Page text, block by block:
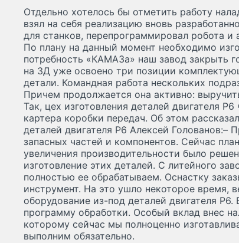
Отдельно хотелось бы отметить работу
взял на себя реализацию вновь
для станков, перепрограммировал робота
По плану на данный момент необходимо
потребность «КАМАЗа» наш завод закрыть
на ЗД уже освоено три позиции
детали. Командная работа нескольких
Причем продолжается она активно:
Так, цех изготовления деталей двигателя
картера коробки передач. Об этом
деталей двигателя Р6 Алексей Голованов:–
запасных частей и компонентов. Сейчас
увеличения производительности было
изготовление этих деталей. С литейного
полностью ее обрабатываем. Оснастку
инструмент. На это ушло некоторое время,
оборудование из-под деталей двигателя
программу обработки. Особый вклад внес
которому сейчас мы полноценно
выполним обязательно.